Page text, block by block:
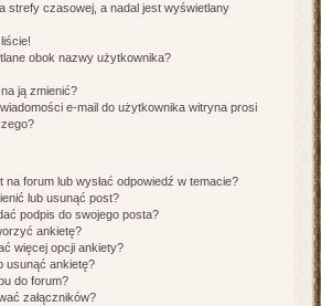
strefy czasowej, a nadal jest wyświetlany
obok nazwy użytkownika?
ją zmienić?
e-mail do użytkownika witryna prosi
forum lub wysłać odpowiedź w temacie?
lub usunąć post?
podpis do swojego posta?
ankietę?
więcej opcji ankiety?
usunąć ankietę?
do forum?
załączników?